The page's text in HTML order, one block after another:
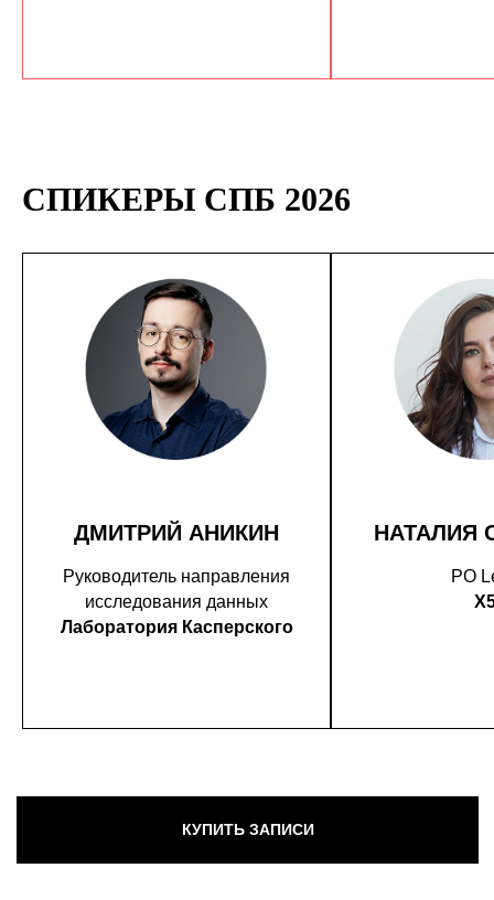
СПИКЕРЫ СПБ 2026
ДМИТРИЙ АНИКИН
Руководитель направления
исследования данных
Лаборатория Касперского
НАТАЛИЯ
PO